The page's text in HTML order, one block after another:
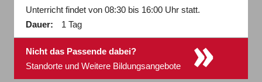
Unterricht findet von 08:30 bis 16:00 Uhr statt.
Dauer:
1 Tag
Nicht das Passende dabei?
Standorte und Weitere Bildungsangebote
»